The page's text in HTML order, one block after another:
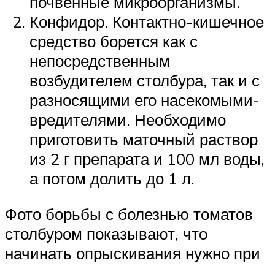
Конфидор. Контактно-кишечное
средство борется как с
непосредственным
возбудителем столбура, так и с
разносящими его насекомыми-
вредителями. Необходимо
приготовить маточный раствор
из 2 г препарата и 100 мл воды,
а потом долить до 1 л.
Фото борьбы с болезнью томатов
столбуром показывают, что
начинать опрыскивания нужно при